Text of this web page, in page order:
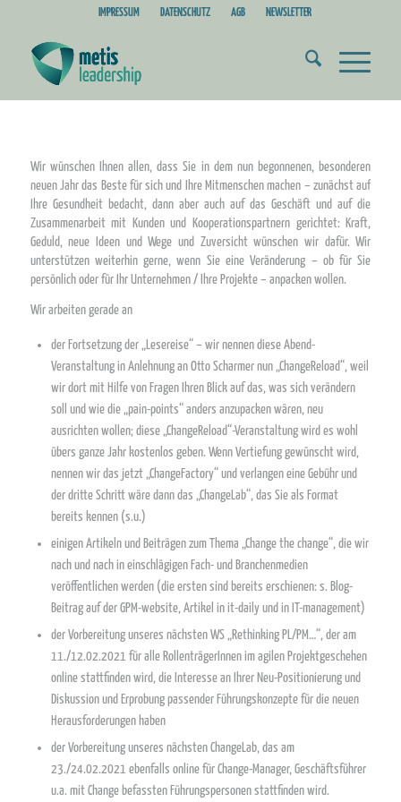
IMPRESSUM DATENSCHUTZ AGB NEWSLETTER
Wir wünschen Ihnen allen, dass Sie in dem nun begonnenen, besonderen
neuen Jahr das Beste für sich und Ihre Mitmenschen machen – zunächst auf
Ihre Gesundheit bedacht, dann aber auch auf das Geschäft und auf die
Zusammenarbeit mit Kunden und Kooperationspartnern gerichtet: Kraft,
Geduld, neue Ideen und Wege und Zuversicht wünschen wir dafür. Wir
unterstützen weiterhin gerne, wenn Sie eine Veränderung – ob für Sie
persönlich oder für Ihr Unternehmen / Ihre Projekte – anpacken wollen.
Wir arbeiten gerade an
der Fortsetzung der „Lesereise“ – wir nennen diese Abend-
Veranstaltung in Anlehnung an Otto Scharmer nun „ChangeReload“, weil
wir dort mit Hilfe von Fragen Ihren Blick auf das, was sich verändern
soll und wie die „pain-points“ anders anzupacken wären, neu
ausrichten wollen; diese „ChangeReload“-Veranstaltung wird es wohl
übers ganze Jahr kostenlos geben. Wenn Vertiefung gewünscht wird,
nennen wir das jetzt „ChangeFactory“ und verlangen eine Gebühr und
der dritte Schritt wäre dann das „ChangeLab“, das Sie als Format
bereits kennen (s.u.)
einigen Artikeln und Beiträgen zum Thema „Change the change“, die wir
nach und nach in einschlägigen Fach- und Branchenmedien
veröffentlichen werden (die ersten sind bereits erschienen: s. Blog-
Beitrag auf der GPM-website, Artikel in it-daily und in IT-management)
der Vorbereitung unseres nächsten WS „Rethinking PL/PM…“, der am
11./12.02.2021 für alle RollenträgerInnen im agilen Projektgeschehen
online stattfinden wird, die Interesse an Ihrer Neu-Positionierung und
Diskussion und Erprobung passender Führungskonzepte für die neuen
Herausforderungen haben
der Vorbereitung unseres nächsten ChangeLab, das am
23./24.02.2021 ebenfalls online für Change-Manager, Geschäftsführer
u.a. mit Change befassten Führungspersonen stattfinden wird.